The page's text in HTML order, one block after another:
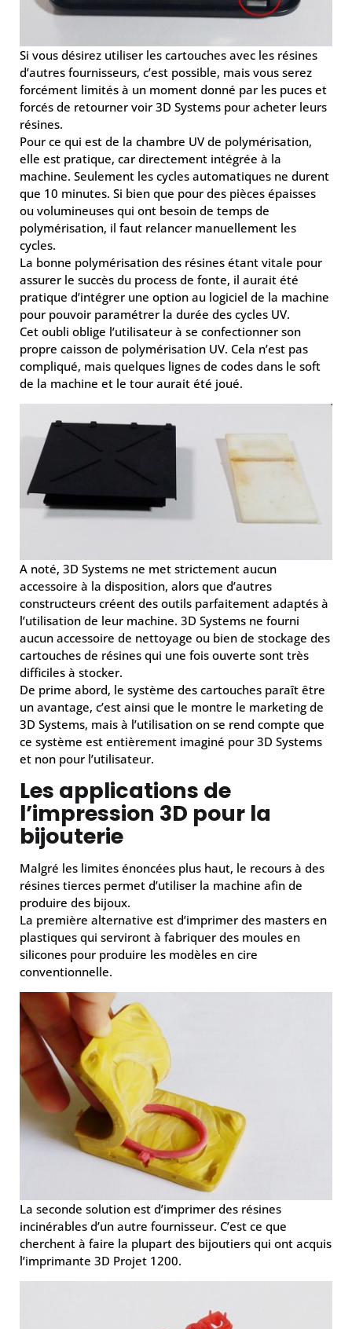
Si vous désirez utiliser les cartouches avec les résines
d’autres fournisseurs, c’est possible, mais vous serez
forcément limités à un moment donné par les puces et
forcés de retourner voir 3D Systems pour acheter leurs
résines.
Pour ce qui est de la chambre UV de polymérisation,
elle est pratique, car directement intégrée à la
machine. Seulement les cycles automatiques ne durent
que 10 minutes. Si bien que pour des pièces épaisses
ou volumineuses qui ont besoin de temps de
polymérisation, il faut relancer manuellement les
cycles.
La bonne polymérisation des résines étant vitale pour
assurer le succès du process de fonte, il aurait été
pratique d’intégrer une option au logiciel de la machine
pour pouvoir paramétrer la durée des cycles UV.
Cet oubli oblige l’utilisateur à se confectionner son
propre caisson de polymérisation UV. Cela n’est pas
compliqué, mais quelques lignes de codes dans le soft
de la machine et le tour aurait été joué.
A noté, 3D Systems ne met strictement aucun
accessoire à la disposition, alors que d’autres
constructeurs créent des outils parfaitement adaptés à
l’utilisation de leur machine. 3D Systems ne fourni
aucun accessoire de nettoyage ou bien de stockage des
cartouches de résines qui une fois ouverte sont très
difficiles à stocker.
De prime abord, le système des cartouches paraît être
un avantage, c’est ainsi que le montre le marketing de
3D Systems, mais à l’utilisation on se rend compte que
ce système est entièrement imaginé pour 3D Systems
et non pour l’utilisateur.
Les applications de
l’impression 3D pour la
bijouterie
Malgré les limites énoncées plus haut, le recours à des
résines tierces permet d’utiliser la machine afin de
produire des bijoux.
La première alternative est d’imprimer des masters en
plastiques qui serviront à fabriquer des moules en
silicones pour produire les modèles en cire
conventionnelle.
La seconde solution est d’imprimer des résines
incinérables d’un autre fournisseur. C’est ce que
cherchent à faire la plupart des bijoutiers qui ont acquis
l’imprimante 3D Projet 1200.